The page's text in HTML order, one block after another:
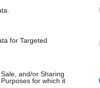
for Targeted
and/or Sharing
for which it